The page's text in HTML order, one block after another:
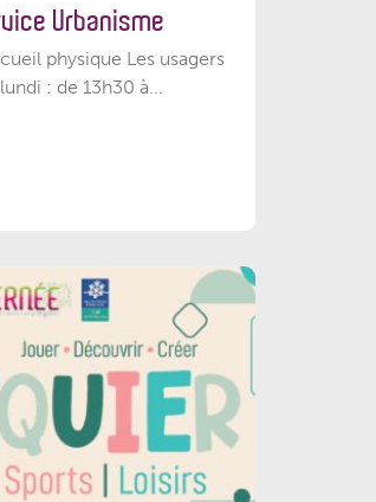
Urbanisme
physique Les usagers
: de 13h30 à...